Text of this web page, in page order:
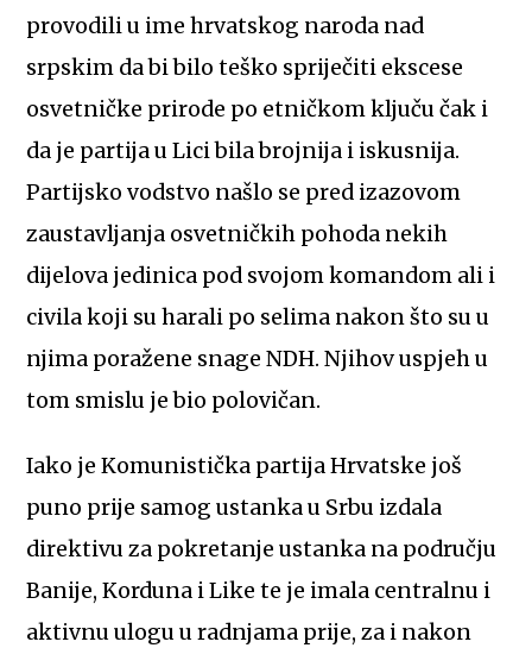
provodili u ime hrvatskog naroda nad
srpskim da bi bilo teško spriječiti ekscese
osvetničke prirode po etničkom ključu čak i
da je partija u Lici bila brojnija i iskusnija.
Partijsko vodstvo našlo se pred izazovom
zaustavljanja osvetničkih pohoda nekih
dijelova jedinica pod svojom komandom ali i
civila koji su harali po selima nakon što su u
njima poražene snage NDH. Njihov uspjeh u
tom smislu je bio polovičan.
Iako je Komunistička partija Hrvatske još
puno prije samog ustanka u Srbu izdala
direktivu za pokretanje ustanka na području
Banije, Korduna i Like te je imala centralnu i
aktivnu ulogu u radnjama prije, za i nakon